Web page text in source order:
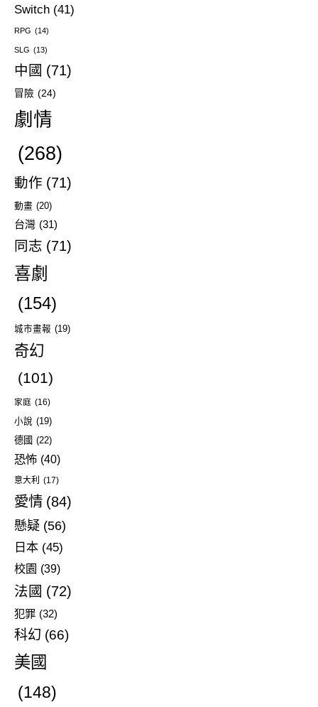
Switch (41)
RPG (14)
SLG (13)
中國 (71)
冒險 (24)
劇情
(268)
動作 (71)
動畫 (20)
台灣 (31)
同志 (71)
喜劇
(154)
城市畫報 (19)
奇幻
(101)
家庭 (16)
小說 (19)
德國 (22)
恐怖 (40)
意大利 (17)
愛情 (84)
懸疑 (56)
日本 (45)
校園 (39)
法國 (72)
犯罪 (32)
科幻 (66)
美國
(148)